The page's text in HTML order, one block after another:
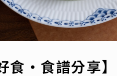
食・食譜分享